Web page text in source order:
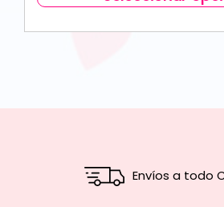
Envíos a todo